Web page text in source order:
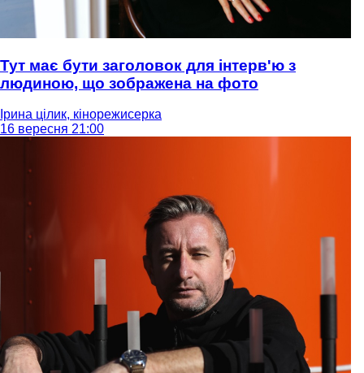
Тут має бути заголовок для інтерв'ю з
людиною, що зображена на фото
Ірина цілик, кінорежисерка
16 вересня 21:00